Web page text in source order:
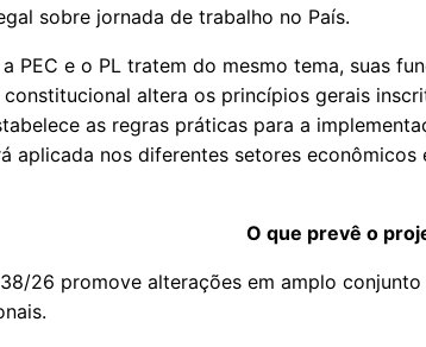
sobre jornada de trabalho no País.
PEC e o PL tratem do mesmo tema, suas
constitucional altera os princípios gerais
as regras práticas para a
aplicada nos diferentes setores
O que prevê o
26 promove alterações em amplo